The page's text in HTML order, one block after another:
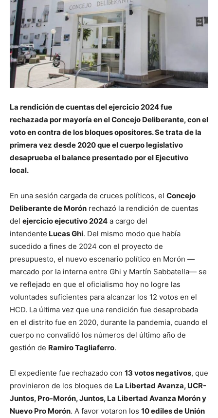
La rendición de cuentas del ejercicio 2024 fue
rechazada por mayoría en el Concejo Deliberante, con el
voto en contra de los bloques opositores. Se trata de la
primera vez desde 2020 que el cuerpo legislativo
desaprueba el balance presentado por el Ejecutivo
local.
En una sesión cargada de cruces políticos, el Concejo
Deliberante de Morón rechazó la rendición de cuentas
del ejercicio ejecutivo 2024 a cargo del
intendente Lucas Ghi. Del mismo modo que había
sucedido a fines de 2024 con el proyecto de
presupuesto, el nuevo escenario político en Morón —
marcado por la interna entre Ghi y Martín Sabbatella— se
ve reflejado en que el oficialismo hoy no logre las
voluntades suficientes para alcanzar los 12 votos en el
HCD. La última vez que una rendición fue desaprobada
en el distrito fue en 2020, durante la pandemia, cuando el
cuerpo no convalidó los números del último año de
gestión de Ramiro Tagliaferro.
El expediente fue rechazado con 13 votos negativos, que
provinieron de los bloques de La Libertad Avanza, UCR-
Juntos, Pro-Morón, Juntos, La Libertad Avanza Morón y
Nuevo Pro Morón. A favor votaron los 10 ediles de Unión